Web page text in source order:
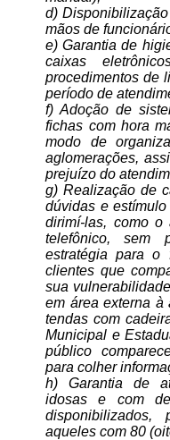
d)
mãos de
e) Garantia de
caixas
procedimentos de
período de
f) Adoção de
fichas com hora
modo de
aglomerações,
prejuízo do
g) Realização de
dúvidas e
dirimí-las, como o
telefônico, sem
estratégia para o
clientes que
sua
em área externa à
tendas com
Municipal e
público
para colher
h) Garantia de
idosas e com
disponibilizados,
aqueles com 80